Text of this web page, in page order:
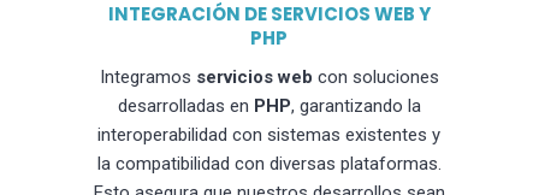
INTEGRACIÓN DE SERVICIOS WEB Y
PHP
Integramos servicios web con soluciones
desarrolladas en PHP, garantizando la
interoperabilidad con sistemas existentes y
la compatibilidad con diversas plataformas.